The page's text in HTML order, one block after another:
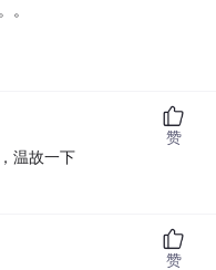
。
温故一下
赞
赞